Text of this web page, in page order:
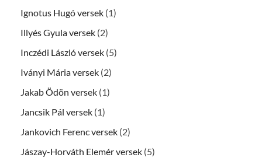
Ignotus Hugó versek (1)
Illyés Gyula versek (2)
Inczédi László versek (5)
Iványi Mária versek (2)
Jakab Ödön versek (1)
Jancsik Pál versek (1)
Jankovich Ferenc versek (2)
Jászay-Horváth Elemér versek (5)